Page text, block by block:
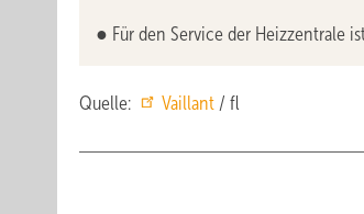
● Für den Service der Heizzentrale
Quelle: Vaillant / fl